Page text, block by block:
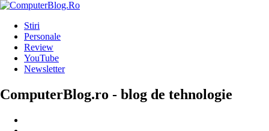
Stiri
Personale
Review
YouTube
Newsletter
ComputerBlog.ro - blog de tehnologie